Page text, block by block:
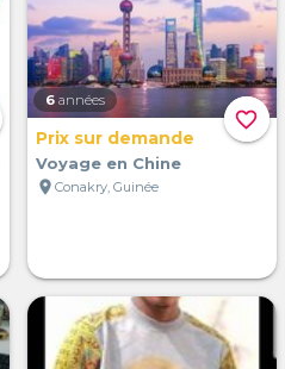
favorite_border
6 années
Prix sur demande
Voyage en Chine
location_on Conakry, Guinée